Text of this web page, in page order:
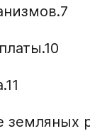
земляных